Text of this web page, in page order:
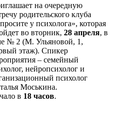
на очередную
родительского клуба
у психолога», которая
во вторник, 28 апреля, в
№ 2 (М. Ульяновой, 1,
этаж). Спикер
– семейный
нейропсихолог и
психолог
Моськина.
в 18 часов.